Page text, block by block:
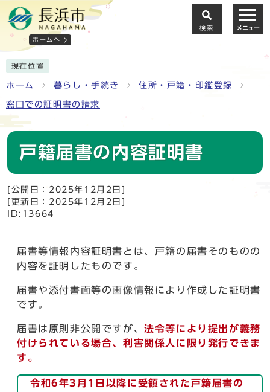
ホームへ
検索 メニュー
現在位置
ホーム 暮らし・手続き 住所・戸籍・印鑑登録
窓口での証明書の請求
戸籍届書の内容証明書
[公開日：2025年12月2日]
[更新日：2025年12月2日]
ID:13664
届書等情報内容証明書とは、戸籍の届書そのものの
内容を証明したものです。
届書や添付書面等の画像情報により作成した証明書
です。
届書は原則非公開ですが、法令等により提出が義務
付けられている場合、利害関係人に限り発行できま
す。
令和6年3月1日以降に受領された戸籍届書の